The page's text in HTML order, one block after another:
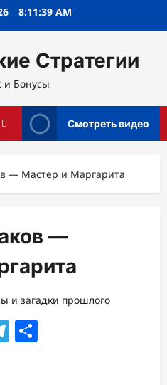
8:11:40 AM
Стратегии
и Бонусы
Смотреть видео
— Мастер и Маргарита
—
и загадки прошлого
Telegram